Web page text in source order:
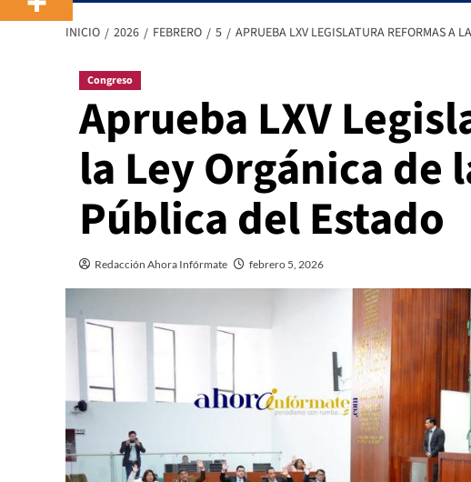
INICIO 2026 FEBRERO 5 APRUEBA LXV LEGISLATURA REFORMAS A
Congreso
Aprueba LXV
la Ley Orgánica
Pública del Estado
Redacción Ahora Infórmate febrero 5, 2026